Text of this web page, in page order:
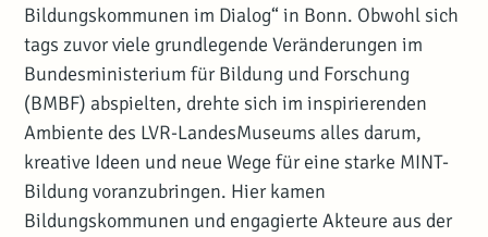
Bildungskommunen im Dialog“ in Bonn. Obwohl sich
tags zuvor viele grundlegende Veränderungen im
Bundesministerium für Bildung und Forschung
(BMBF) abspielten, drehte sich im inspirierenden
Ambiente des LVR-LandesMuseums alles darum,
kreative Ideen und neue Wege für eine starke MINT-
Bildung voranzubringen. Hier kamen
Bildungskommunen und engagierte Akteure aus der